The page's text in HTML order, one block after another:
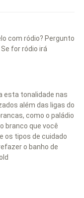
com ródio? Pergunto
for ródio irá
esta tonalidade nas
além das ligas do
como o paládio
branco que você
os tipos de cuidado
o banho de